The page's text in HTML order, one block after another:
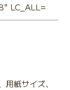
LC_ALL=
紙サイズ、